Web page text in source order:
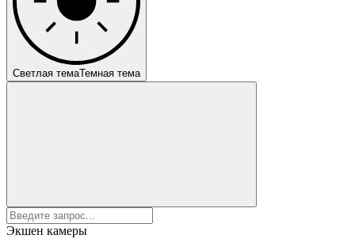
Светлая темаТемная тема
Экшен камеры